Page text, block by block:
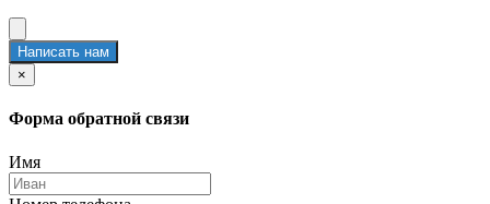
Написать нам
×
Форма обратной связи
Имя